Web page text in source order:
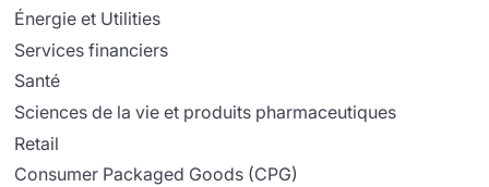
Énergie et Utilities
Services financiers
Santé
Sciences de la vie et produits pharmaceutiques
Retail
Consumer Packaged Goods (CPG)